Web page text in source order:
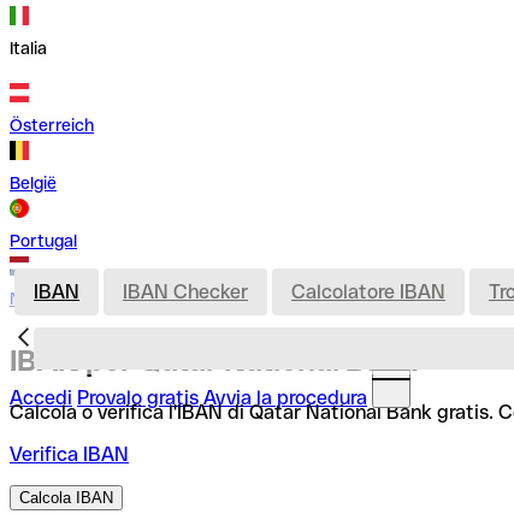
Italia
Österreich
België
Portugal
Nederland
Accedi Provalo gratis Avvia la procedura
IBAN IBAN Checker Calcolatore IBAN
IBAN per Qatar National Bank
Calcola o verifica l'IBAN di Qatar National Bank gratis.
Verifica IBAN
Calcola IBAN